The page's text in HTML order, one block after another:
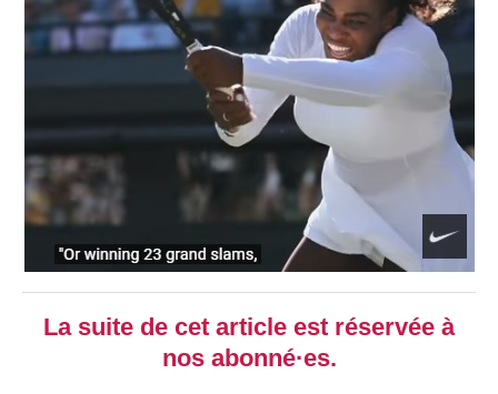
La suite de cet article est réservée à
nos abonné·es.